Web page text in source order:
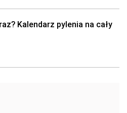
Kalendarz pylenia na cały